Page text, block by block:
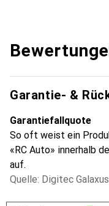
Garantie- &
Garantiefallquote
So oft weist ein
«RC Auto» innerhalb
auf.
Quelle: Digitec Galaxus